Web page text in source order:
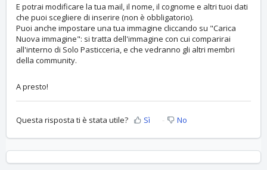
E potrai modificare la tua mail, il nome, il cognome e altri tuoi dati
che puoi scegliere di inserire (non è obbligatorio).
Puoi anche impostare una tua immagine cliccando su "Carica
Nuova immagine": si tratta dell'immagine con cui comparirai
all'interno di Solo Pasticceria, e che vedranno gli altri membri
della community.
A presto!
Questa risposta ti è stata utile? Sì No